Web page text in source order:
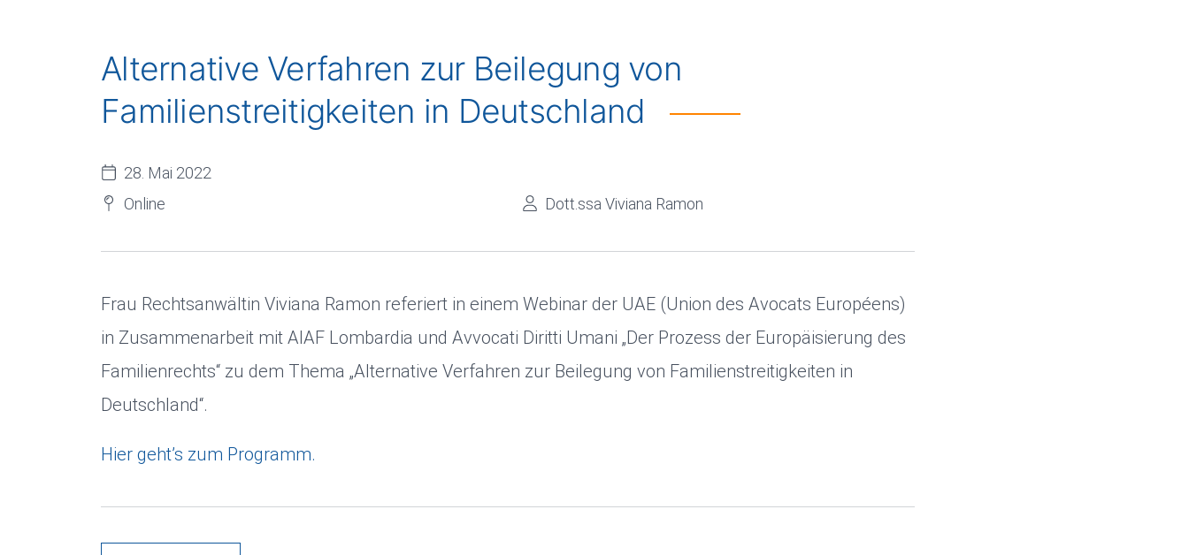
Alternative Verfahren zur Beilegung von
Familienstreitigkeiten in Deutschland
28. Mai 2022
Online
Dott.ssa Viviana Ramon
Frau Rechtsanwältin Viviana Ramon referiert in einem Webinar der UAE (Union des Avocats Européens)
in Zusammenarbeit mit AIAF Lombardia und Avvocati Diritti Umani „Der Prozess der Europäisierung des
Familienrechts“ zu dem Thema „Alternative Verfahren zur Beilegung von Familienstreitigkeiten in
Deutschland“.
Hier geht’s zum Programm.